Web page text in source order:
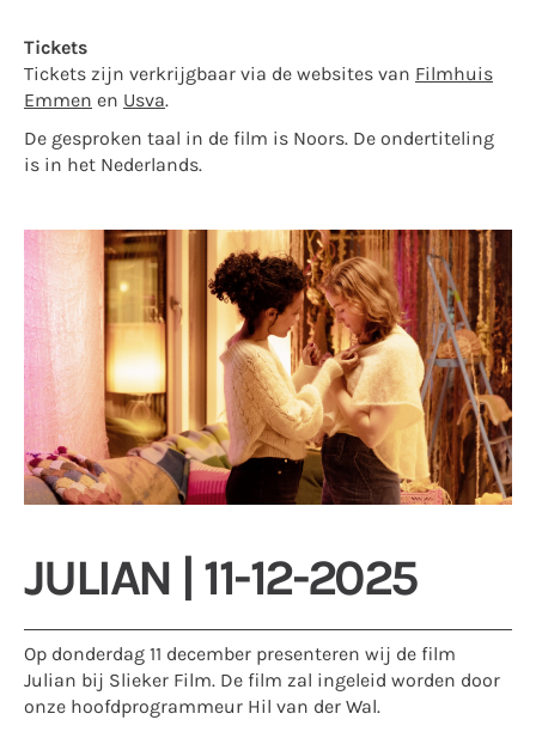
Tickets
Tickets zijn verkrijgbaar via de websites van Filmhuis
Emmen en Usva.
De gesproken taal in de film is Noors. De ondertiteling
is in het Nederlands.
JULIAN | 11-12-2025
Op donderdag 11 december presenteren wij de film
Julian bij Slieker Film. De film zal ingeleid worden door
onze hoofdprogrammeur Hil van der Wal.